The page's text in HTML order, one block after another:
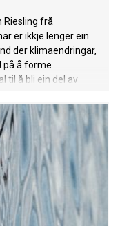
Riesling frå
er ikkje lenger ein
der klimaendringar,
på å forme
til å bli ein del av